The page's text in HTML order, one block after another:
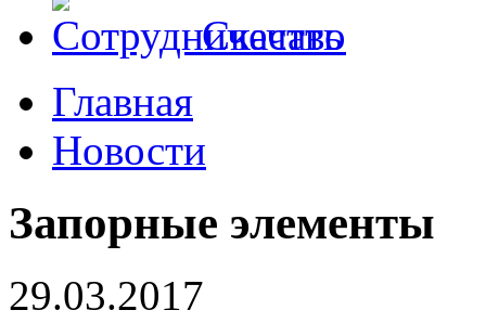
Скачать
Главная
Новости
Запорные элементы
29.03.2017